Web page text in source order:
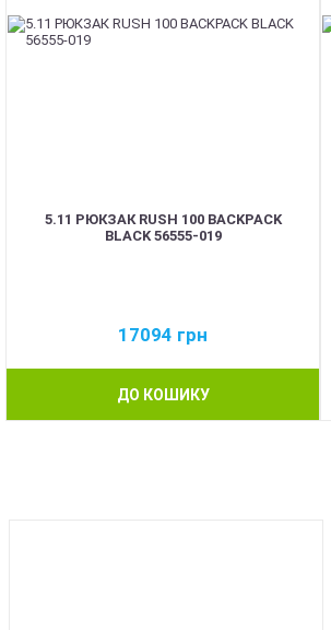
5.11 РЮКЗАК RUSH 100 BACKPACK
BLACK 56555-019
17094 грн
ДО КОШИКУ